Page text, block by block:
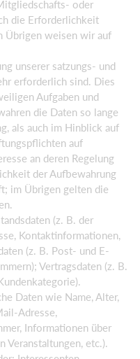
oder
die Erforderlichkeit
Übrigen weisen wir auf
unserer satzungs- und
erforderlich sind. Dies
Aufgaben und
die Daten so lange
als auch im Hinblick auf
auf
an deren Regelung
der Aufbewahrung
im Übrigen gelten die
(z. B. der
Kontaktinformationen,
(z. B. Post- und E-
Vertragsdaten (z. B.
Daten wie Name, Alter,
Adresse,
Informationen über
Veranstaltungen, etc.).